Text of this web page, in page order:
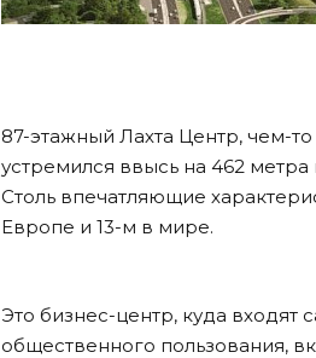
87-этажный Лахта Центр, чем-
устремился ввысь на 462
Столь впечатляющие
Европе и 13-м в мире.
Это бизнес-центр, куда
общественного пользования,